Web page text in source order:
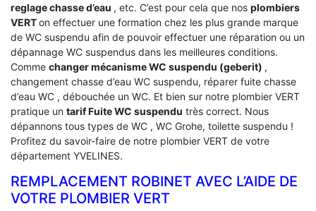
reglage chasse d’eau , etc. C’est pour cela que nos plombiers
VERTon effectuer une formation chez les plus grande marque
de WC suspendu afin de pouvoir effectuer une réparation ou un
dépannage WC suspendus dans les meilleures conditions.
Comme changer mécanisme WC suspendu (geberit) ,
changement chasse d’eau WC suspendu, réparer fuite chasse
d’eau WC , débouchée un WC. Et bien sur notre plombier VERT
pratique un tarif Fuite WC suspendu très correct. Nous
dépannons tous types de WC , WC Grohe, toilette suspendu !
Profitez du savoir-faire de notre plombier VERT de votre
département YVELINES.
REMPLACEMENT ROBINET AVEC L’AIDE DE
VOTRE PLOMBIER VERT